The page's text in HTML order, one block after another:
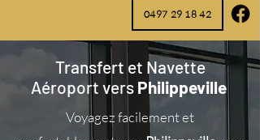
0497 29 18 42
Transfert et Navette
Aéroport vers Philippeville
Voyagez facilement et